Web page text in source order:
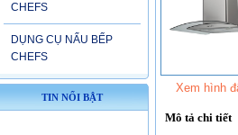
CHEFS
DỤNG CỤ NẤU BẾP
CHEFS
TIN NỔI BẬT
Xem hình
Mô tả chi tiết